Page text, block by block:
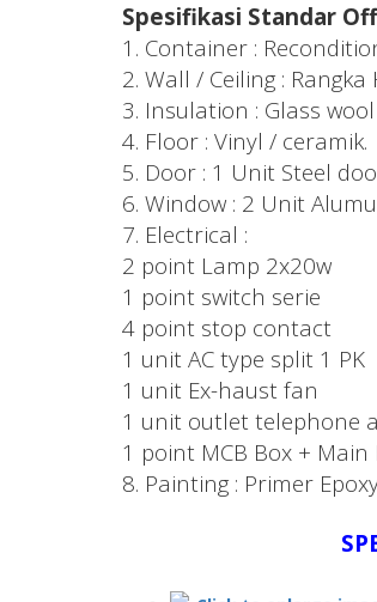
Spesifikasi Standar
1. Container :
2. Wall / Ceiling :
3. Insulation : Glass
4. Floor : Vinyl / ceramik.
5. Door : 1 Unit Steel
6. Window : 2 Unit
7. Electrical :
2 point Lamp 2x20w
1 point switch serie
4 point stop contact
1 unit AC type split 1 PK
1 unit Ex-haust fan
1 unit outlet telephone
1 point MCB Box + Main
8. Painting : Primer